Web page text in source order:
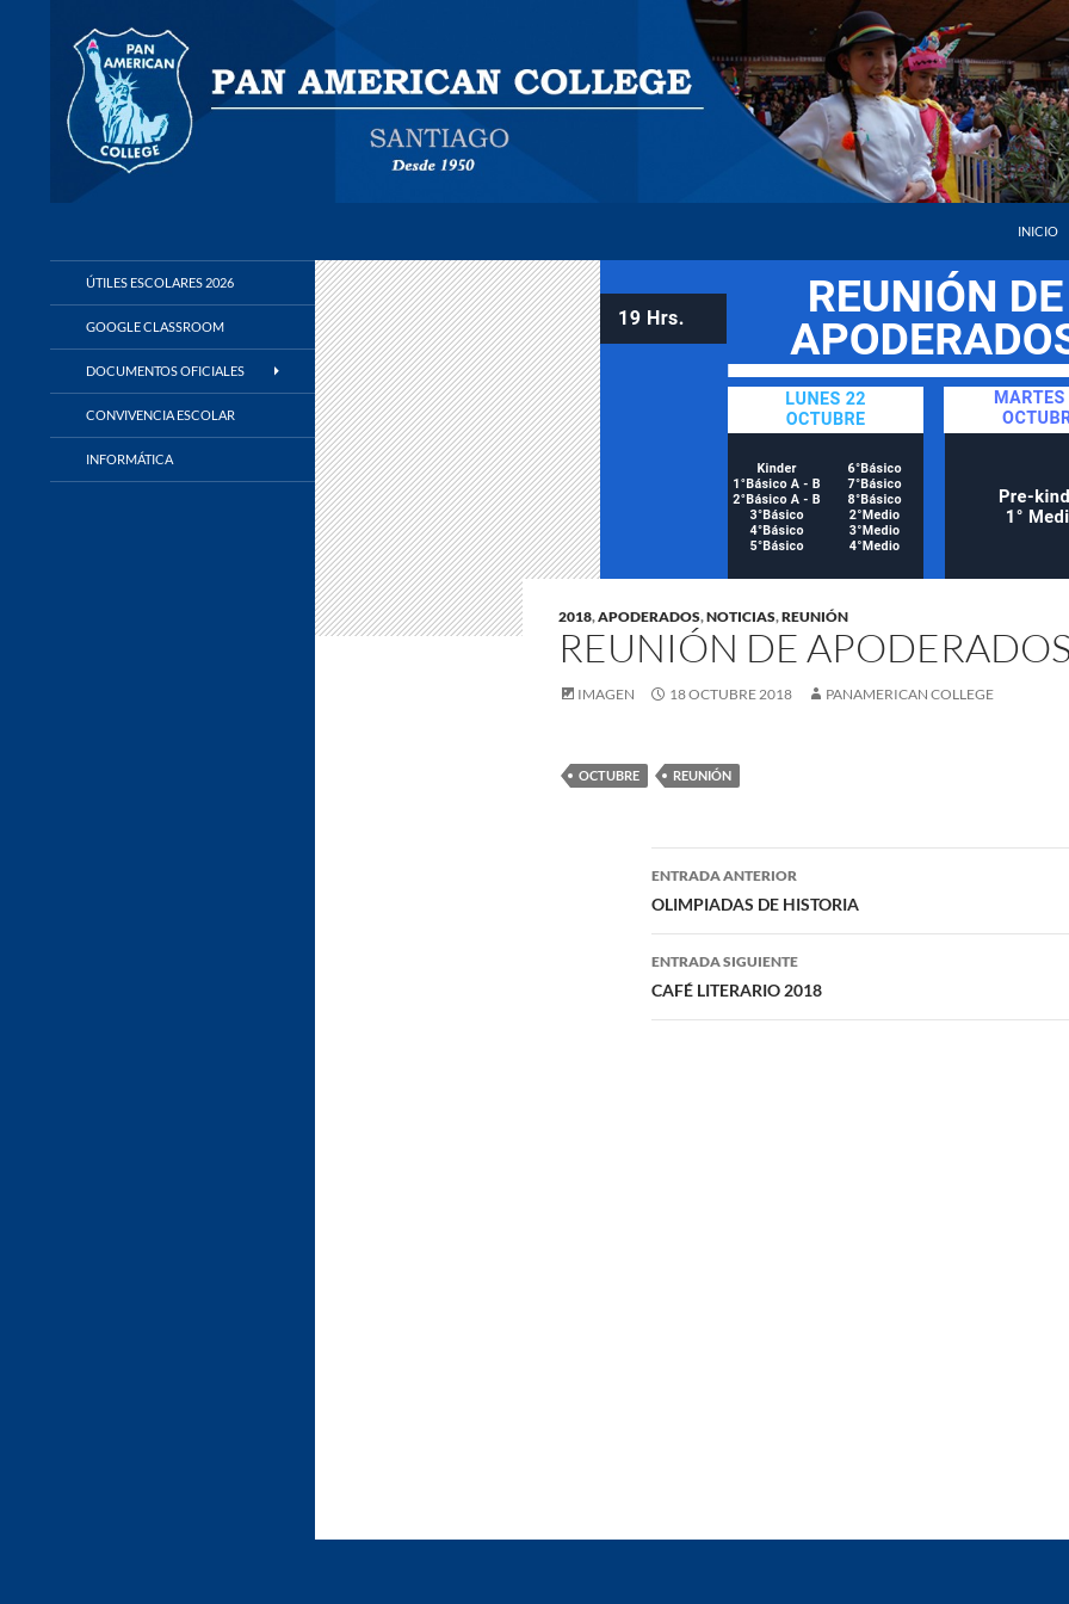
INICIO
2018,APODERADOS,NOTICIAS,REUNIÓN
REUNIÓN DE
IMAGEN 18 OCTUBRE 2018 PANAMERICAN COLLEGE
OCTUBRE REUNIÓN
Navegación
de
entradas
ENTRADA ANTERIOR
OLIMPIADAS DE HISTORIA
ENTRADA SIGUIENTE
CAFÉ LITERARIO 2018
ÚTILES ESCOLARES 2026
GOOGLE CLASSROOM
DOCUMENTOS OFICIALES
CONVIVENCIA ESCOLAR
INFORMÁTICA